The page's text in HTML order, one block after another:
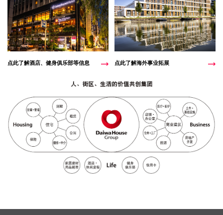
点此了解酒店、健身俱乐部等信息 点此了解海外事业拓展